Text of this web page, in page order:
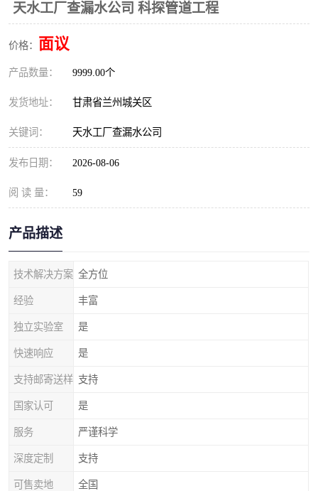
天水工厂查漏水公司 科探管道工程
价格： 面议
产品数量： 9999.00个
发货地址： 甘肃省兰州城关区
关键词： 天水工厂查漏水公司
发布日期： 2026-08-06
阅 读 量： 59
产品描述
技术解决方案 全方位
经验 丰富
独立实验室 是
快速响应 是
支持邮寄送样 支持
国家认可 是
服务 严谨科学
深度定制 支持
可售卖地 全国